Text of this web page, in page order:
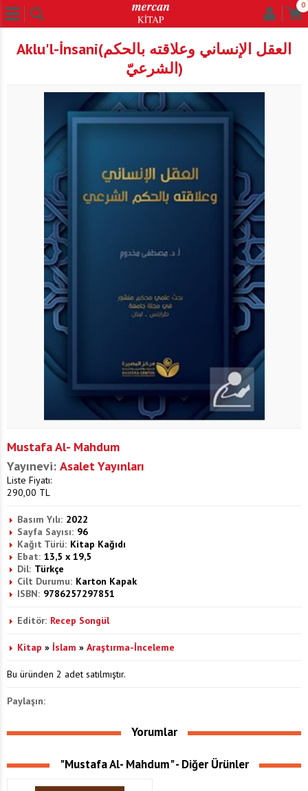
0
Aklu'l-İnsani(العقل الإنساني وعلاقته بالحكم
الشرعيّ)
Mustafa Al- Mahdum
Yayınevi: Asalet Yayınları
Liste Fiyatı:
290,00 TL
Basım Yılı: 2022
Sayfa Sayısı: 96
Kağıt Türü: Kitap Kağıdı
Ebat: 13,5 x 19,5
Dil: Türkçe
Cilt Durumu: Karton Kapak
ISBN: 9786257297851
Editör: Recep Songül
Kitap » İslam » Araştırma-İnceleme
Bu üründen 2 adet satılmıştır.
Paylaşın:
Yorumlar
"Mustafa Al- Mahdum" - Diğer Ürünler